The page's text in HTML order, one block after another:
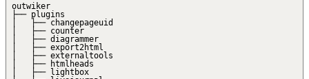
outwiker
├── plugins
│ ├── changepageuid
│ ├── counter
│ ├── diagrammer
│ ├── export2html
│ ├── externaltools
│ ├── htmlheads
│ ├── lightbox